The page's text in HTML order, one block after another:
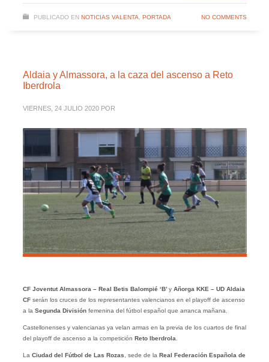
PUBLICADO EN NOTICIAS VALENTA PORTADA NO COMMENTS
Aldaia y Almassora, a la caza del ascenso a Reto
Iberdrola
VIERNES, 24 JULIO 2020 POR
CF Joventut Almassora – Real Betis Balompié ‘B’ y Añorga KKE – UD Aldaia
CFserán los cruces de los representantes valencianos en el playoff de ascenso
a la Segunda Divisiónfemenina del fútbol español que arranca mañana.
Castellonenses y valencianas ya velan armas en la previa de los cuartos de final
del playoff de ascenso a la competición Reto Iberdrola.
La Ciudad del Fútbol de Las Rozas, sede de la Real Federación Española de